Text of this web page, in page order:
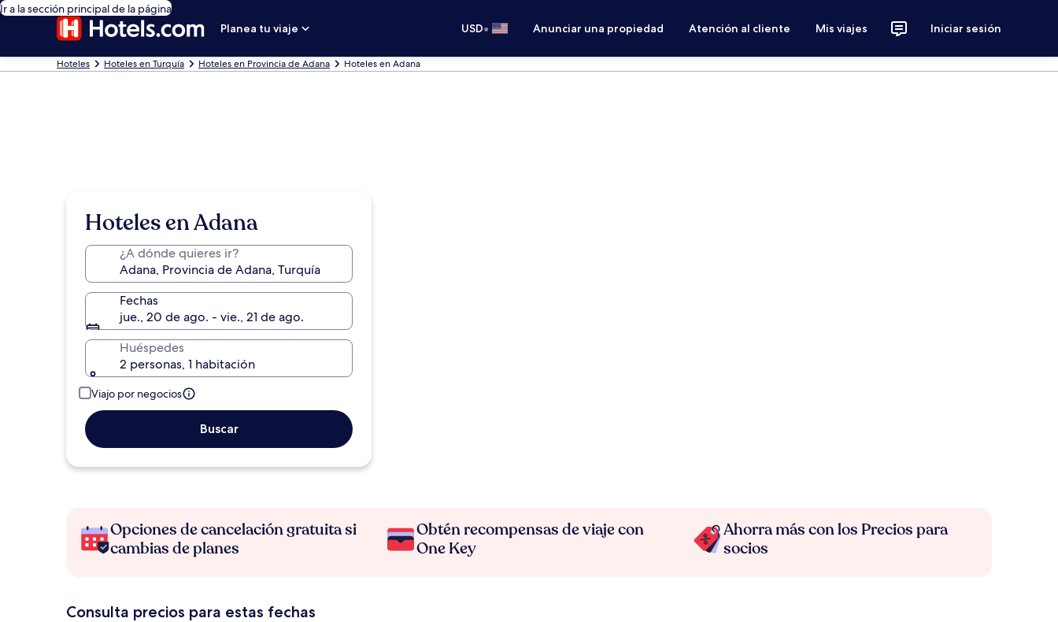
Ir a la sección principal de la página
Planea tu viaje
USD• Anunciar una propiedad Atención al cliente Mis viajes Iniciar sesión
Hoteles Hoteles en Turquía Hoteles en Provincia de Adana Hoteles en Adana
Hoteles en Adana
¿A dónde quieres ir?
Fechas
jue., 20 de ago. - vie., 21 de ago.
Huéspedes
2 personas, 1 habitación
Viajo por negocios
Buscar
Opciones de cancelación gratuita si
cambias de planes
Obtén recompensas de viaje con
One Key
Ahorra más con los Precios para
socios
Consulta precios para estas fechas